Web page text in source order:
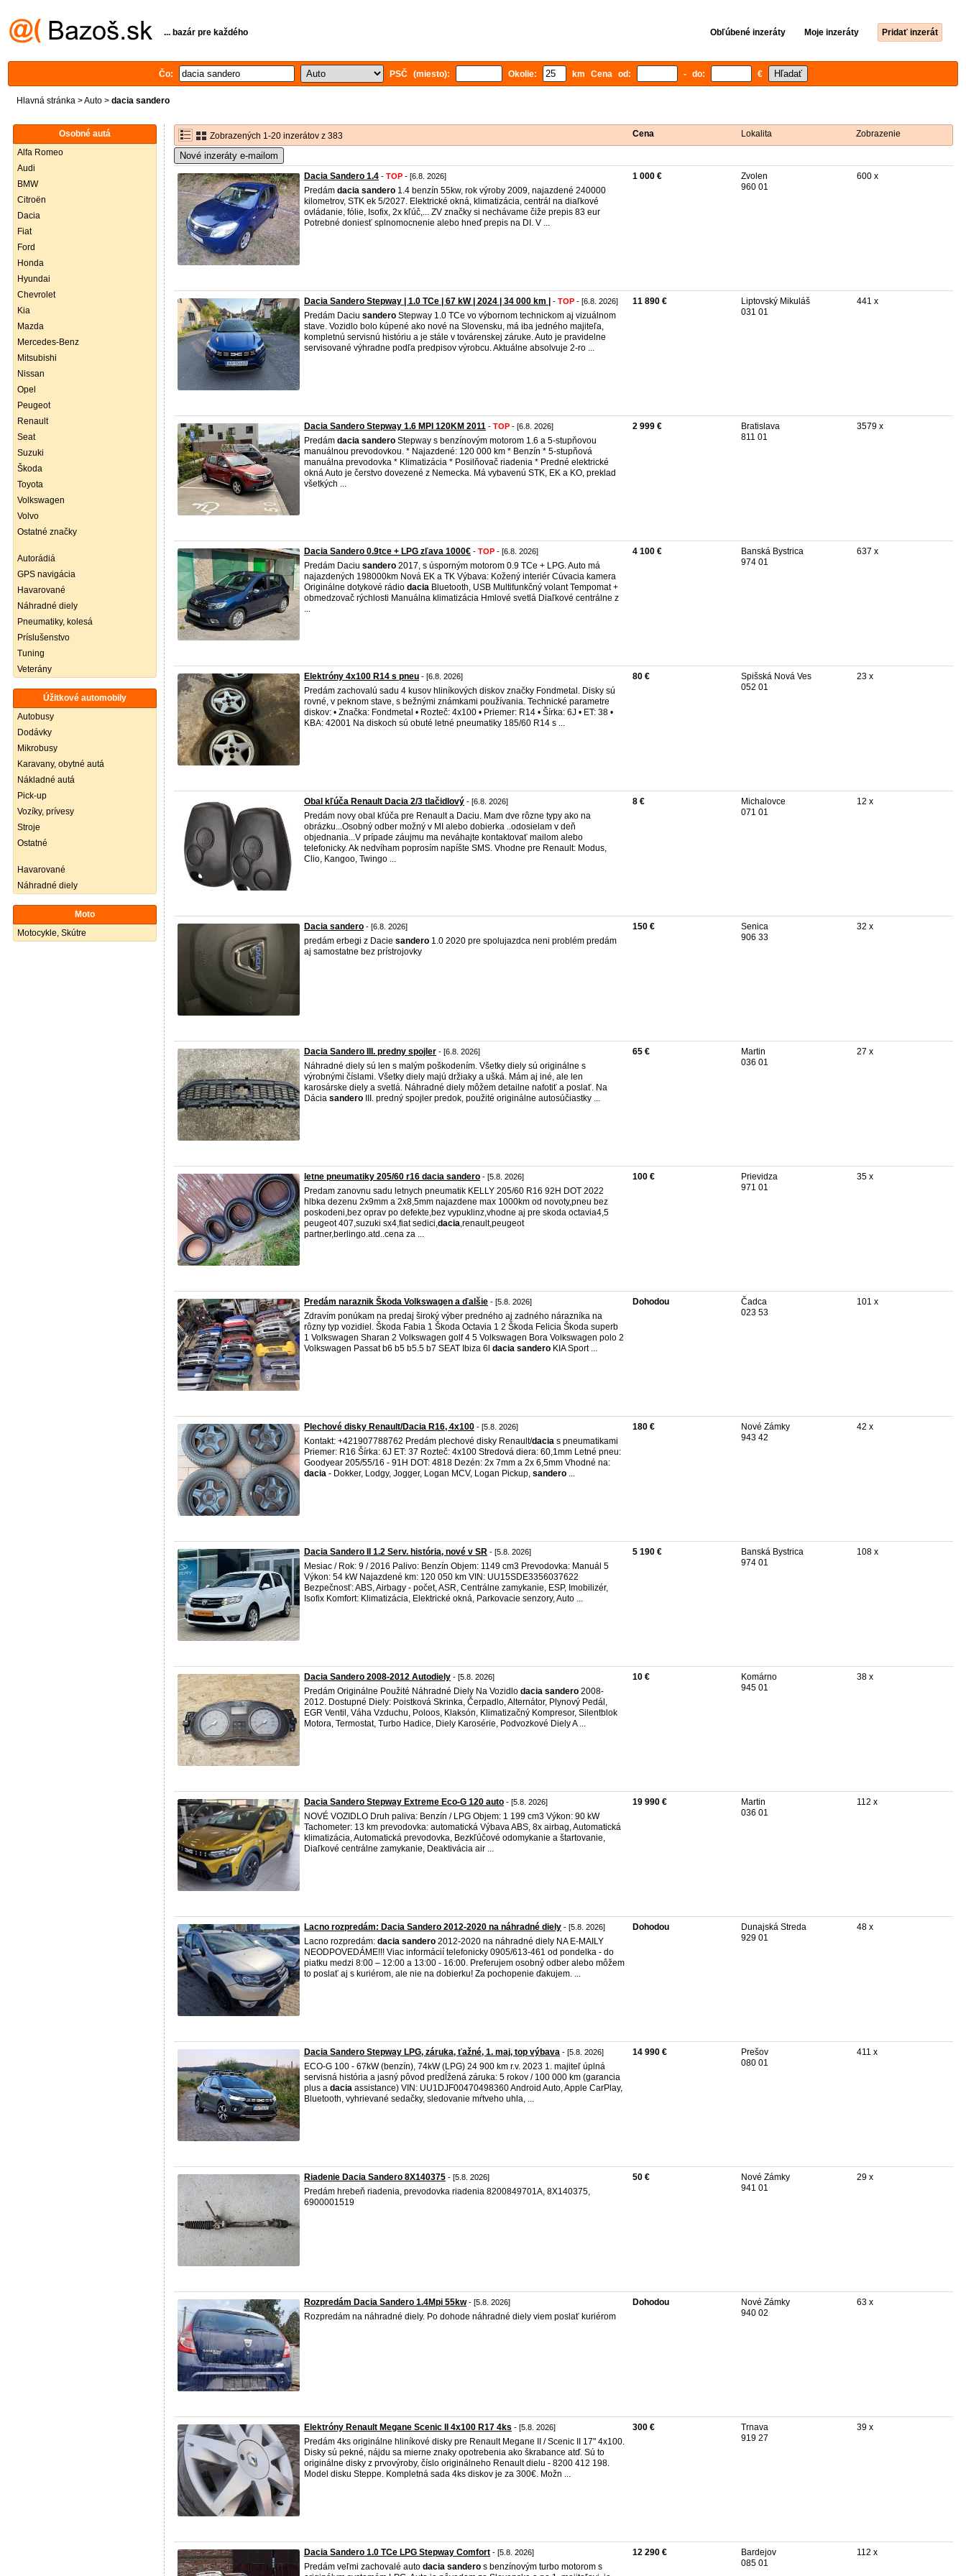
... bazár pre každého Obľúbené inzeráty Moje inzeráty Pridať inzerát
Čo: PSČ (miesto): Okolie: km Cena od: - do: €
Hlavná stránka >Auto > dacia sandero
Osobné autá
Alfa Romeo
Audi
BMW
Citroën
Dacia
Fiat
Ford
Honda
Hyundai
Chevrolet
Kia
Mazda
Mercedes-Benz
Mitsubishi
Nissan
Opel
Peugeot
Renault
Seat
Suzuki
Škoda
Toyota
Volkswagen
Volvo
Ostatné značky
Autorádiá
GPS navigácia
Havarované
Náhradné diely
Pneumatiky, kolesá
Príslušenstvo
Tuning
Veterány
Úžitkové automobily
Autobusy
Dodávky
Mikrobusy
Karavany, obytné autá
Nákladné autá
Pick-up
Vozíky, prívesy
Stroje
Ostatné
Havarované
Náhradné diely
Moto
Motocykle, Skútre
Zobrazených 1-20 inzerátov z 383 Cena Lokalita Zobrazenie
Nové inzeráty e-mailom
Dacia Sandero 1.4 - TOP - [6.8. 2026]
Predám dacia sandero 1.4 benzín 55kw, rok výroby 2009, najazdené 240000
kilometrov, STK ek 5/2027. Elektrické okná, klimatizácia, centrál na diaľkové
ovládanie, fólie, Isofix, 2x kľúč,... ZV značky si nechávame čiže prepis 83 eur
Potrebné doniesť splnomocnenie alebo hneď prepis na DI. V ...
1 000 €
Zvolen
960 01
600 x
Dacia Sandero Stepway | 1.0 TCe | 67 kW | 2024 | 34 000 km | - TOP - [6.8. 2026]
Predám Daciu sandero Stepway 1.0 TCe vo výbornom technickom aj vizuálnom
stave. Vozidlo bolo kúpené ako nové na Slovensku, má iba jedného majiteľa,
kompletnú servisnú históriu a je stále v továrenskej záruke. Auto je pravidelne
servisované výhradne podľa predpisov výrobcu. Aktuálne absolvuje 2-ro ...
11 890 €
Liptovský Mikuláš
031 01
441 x
Dacia Sandero Stepway 1.6 MPI 120KM 2011 - TOP - [6.8. 2026]
Predám dacia sandero Stepway s benzínovým motorom 1.6 a 5-stupňovou
manuálnou prevodovkou. * Najazdené: 120 000 km * Benzín * 5-stupňová
manuálna prevodovka * Klimatizácia * Posilňovač riadenia * Predné elektrické
okná Auto je čerstvo dovezené z Nemecka. Má vybavenú STK, EK a KO, preklad
všetkých ...
2 999 €
Bratislava
811 01
3579 x
Dacia Sandero 0.9tce + LPG zľava 1000€ - TOP - [6.8. 2026]
Predám Daciu sandero 2017, s úsporným motorom 0.9 TCe + LPG. Auto má
najazdených 198000km Nová EK a TK Výbava: Kožený interiér Cúvacia kamera
Originálne dotykové rádio dacia Bluetooth, USB Multifunkčný volant Tempomat +
obmedzovač rýchlosti Manuálna klimatizácia Hmlové svetlá Diaľkové centrálne z
...
4 100 €
Banská Bystrica
974 01
637 x
Elektróny 4x100 R14 s pneu - [6.8. 2026]
Predám zachovalú sadu 4 kusov hliníkových diskov značky Fondmetal. Disky sú
rovné, v peknom stave, s bežnými známkami používania. Technické parametre
diskov: • Značka: Fondmetal • Rozteč: 4x100 • Priemer: R14 • Šírka: 6J • ET: 38 •
KBA: 42001 Na diskoch sú obuté letné pneumatiky 185/60 R14 s ...
80 €
Spišská Nová Ves
052 01
23 x
Obal kľúča Renault Dacia 2/3 tlačidlový - [6.8. 2026]
Predám novy obal kľúča pre Renault a Daciu. Mam dve rôzne typy ako na
obrázku...Osobný odber možný v MI alebo dobierka ..odosielam v deň
objednania...V prípade záujmu ma neváhajte kontaktovať mailom alebo
telefonicky. Ak nedvíham poprosím napíšte SMS. Vhodne pre Renault: Modus,
Clio, Kangoo, Twingo ...
8 €
Michalovce
071 01
12 x
Dacia sandero - [6.8. 2026]
predám erbegi z Dacie sandero 1.0 2020 pre spolujazdca neni problém predám
aj samostatne bez prístrojovky
150 €
Senica
906 33
32 x
Dacia Sandero III. predny spojler - [6.8. 2026]
Náhradné diely sú len s malým poškodením. Všetky diely sú originálne s
výrobnými číslami. Všetky diely majú držiaky a ušká. Mám aj iné, ale len
karosárske diely a svetlá. Náhradné diely môžem detailne nafotiť a poslať. Na
Dácia sandero III. predný spojler predok, použité originálne autosúčiastky ...
65 €
Martin
036 01
27 x
letne pneumatiky 205/60 r16 dacia sandero - [5.8. 2026]
Predam zanovnu sadu letnych pneumatik KELLY 205/60 R16 92H DOT 2022
hlbka dezenu 2x9mm a 2x8,5mm najazdene max 1000km od novoty,pneu bez
poskodeni,bez oprav po defekte,bez vypuklinz,vhodne aj pre skoda octavia4,5
peugeot 407,suzuki sx4,fiat sedici,dacia,renault,peugeot
partner,berlingo.atd..cena za ...
100 €
Prievidza
971 01
35 x
Predám naraznik Škoda Volkswagen a ďalšie - [5.8. 2026]
Zdravím ponúkam na predaj široký výber predného aj zadného nárazníka na
rôzny typ vozidiel. Škoda Fabia 1 Škoda Octavia 1 2 Škoda Felicia Škoda superb
1 Volkswagen Sharan 2 Volkswagen golf 4 5 Volkswagen Bora Volkswagen polo 2
Volkswagen Passat b6 b5 b5.5 b7 SEAT Ibiza 6l dacia sandero KIA Sport ...
Dohodou
Čadca
023 53
101 x
Plechové disky Renault/Dacia R16, 4x100 - [5.8. 2026]
Kontakt: +421907788762 Predám plechové disky Renault/dacia s pneumatikami
Priemer: R16 Šírka: 6J ET: 37 Rozteč: 4x100 Stredová diera: 60,1mm Letné pneu:
Goodyear 205/55/16 - 91H DOT: 4818 Dezén: 2x 7mm a 2x 6,5mm Vhodné na:
dacia - Dokker, Lodgy, Jogger, Logan MCV, Logan Pickup, sandero ...
180 €
Nové Zámky
943 42
42 x
Dacia Sandero II 1.2 Serv. história, nové v SR - [5.8. 2026]
Mesiac / Rok: 9 / 2016 Palivo: Benzín Objem: 1149 cm3 Prevodovka: Manuál 5
Výkon: 54 kW Najazdené km: 120 050 km VIN: UU15SDE3356037622
Bezpečnosť: ABS, Airbagy - počet, ASR, Centrálne zamykanie, ESP, Imobilizér,
Isofix Komfort: Klimatizácia, Elektrické okná, Parkovacie senzory, Auto ...
5 190 €
Banská Bystrica
974 01
108 x
Dacia Sandero 2008-2012 Autodiely - [5.8. 2026]
Predám Originálne Použité Náhradné Diely Na Vozidlo dacia sandero 2008-
2012. Dostupné Diely: Poistková Skrinka, Čerpadlo, Alternátor, Plynový Pedál,
EGR Ventil, Váha Vzduchu, Poloos, Klaksón, Klimatizačný Kompresor, Silentblok
Motora, Termostat, Turbo Hadice, Diely Karosérie, Podvozkové Diely A ...
10 €
Komárno
945 01
38 x
Dacia Sandero Stepway Extreme Eco-G 120 auto - [5.8. 2026]
NOVÉ VOZIDLO Druh paliva: Benzín / LPG Objem: 1 199 cm3 Výkon: 90 kW
Tachometer: 13 km prevodovka: automatická Výbava ABS, 8x airbag, Automatická
klimatizácia, Automatická prevodovka, Bezkľúčové odomykanie a štartovanie,
Diaľkové centrálne zamykanie, Deaktivácia air ...
19 990 €
Martin
036 01
112 x
Lacno rozpredám: Dacia Sandero 2012-2020 na náhradné diely - [5.8. 2026]
Lacno rozpredám: dacia sandero 2012-2020 na náhradné diely NA E-MAILY
NEODPOVEDÁME!!! Viac informácií telefonicky 0905/613-461 od pondelka - do
piatku medzi 8:00 – 12:00 a 13:00 - 16:00. Preferujem osobný odber alebo môžem
to poslať aj s kuriérom, ale nie na dobierku! Za pochopenie ďakujem. ...
Dohodou
Dunajská Streda
929 01
48 x
Dacia Sandero Stepway LPG, záruka, ťažné, 1. maj, top výbava - [5.8. 2026]
ECO-G 100 - 67kW (benzín), 74kW (LPG) 24 900 km r.v. 2023 1. majiteľ úplná
servisná história a jasný pôvod predĺžená záruka: 5 rokov / 100 000 km (garancia
plus a dacia assistance) VIN: UU1DJF00470498360 Android Auto, Apple CarPlay,
Bluetooth, vyhrievané sedačky, sledovanie mŕtveho uhla, ...
14 990 €
Prešov
080 01
411 x
Riadenie Dacia Sandero 8X140375 - [5.8. 2026]
Predám hrebeň riadenia, prevodovka riadenia 8200849701A, 8X140375,
6900001519
50 €
Nové Zámky
941 01
29 x
Rozpredám Dacia Sandero 1.4Mpi 55kw- [5.8. 2026]
Rozpredám na náhradné diely. Po dohode náhradné diely viem poslať kuriérom
Dohodou
Nové Zámky
940 02
63 x
Elektróny Renault Megane Scenic II 4x100 R17 4ks - [5.8. 2026]
Predám 4ks originálne hliníkové disky pre Renault Megane II / Scenic II 17" 4x100.
Disky sú pekné, nájdu sa mierne znaky opotrebenia ako škrabance atď. Sú to
originálne disky z prvovýroby, číslo originálneho Renault dielu - 8200 412 198.
Model disku Steppe. Kompletná sada 4ks diskov je za 300€. Možn ...
300 €
Trnava
919 27
39 x
Dacia Sandero 1.0 TCe LPG Stepway Comfort - [5.8. 2026]
Predám veľmi zachovalé auto dacia sandero s benzínovým turbo motorom s
12 290 €
Bardejov
085 01
112 x